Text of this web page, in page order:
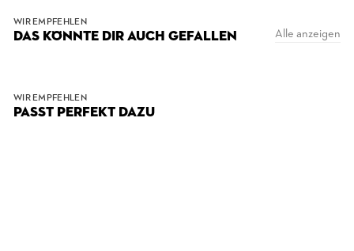
WIR EMPFEHLEN
DAS KÖNNTE DIR AUCH GEFALLEN Alle anzeigen
WIR EMPFEHLEN
PASST PERFEKT DAZU